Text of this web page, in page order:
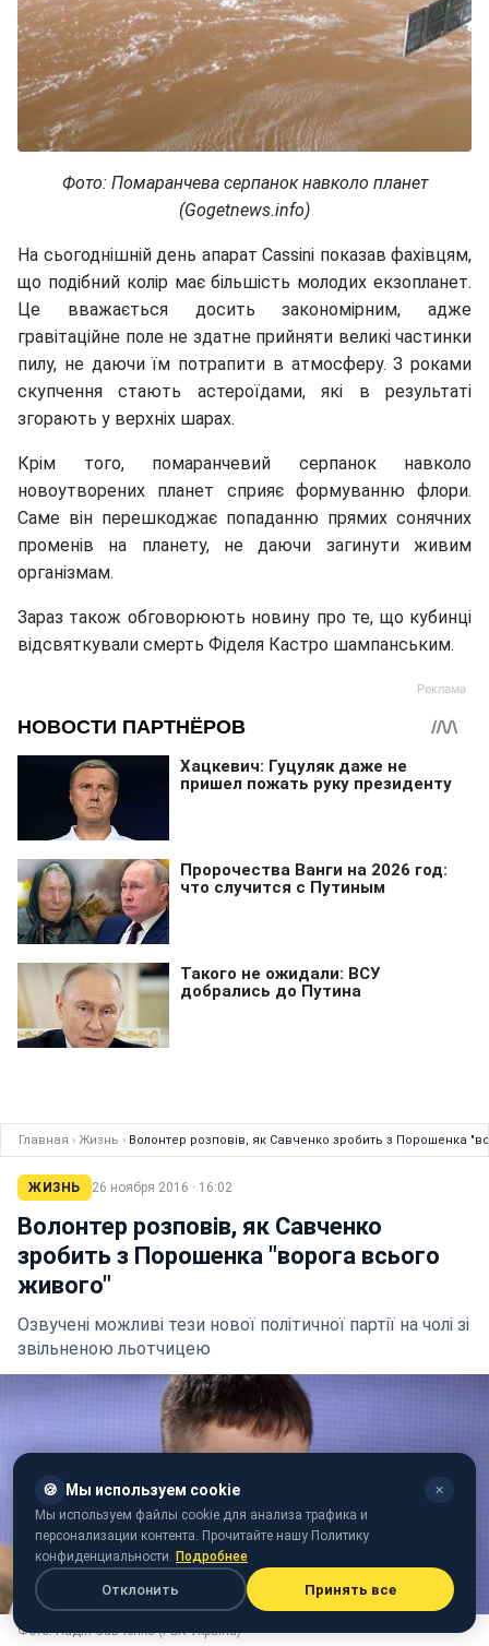
Фото: Помаранчева серпанок навколо планет
(Gogetnews.info)
На сьогоднішній день апарат Cassini показав фахівцям,
що подібний колір має більшість молодих екзопланет.
Це вважається досить закономірним, адже
гравітаційне поле не здатне прийняти великі частинки
пилу, не даючи їм потрапити в атмосферу. З роками
скупчення стають астероїдами, які в результаті
згорають у верхніх шарах.
Крім того, помаранчевий серпанок навколо
новоутворених планет сприяє формуванню флори.
Саме він перешкоджає попаданню прямих сонячних
променів на планету, не даючи загинути живим
організмам.
Зараз також обговорюють новину про те, що кубинці
відсвяткували смерть Фіделя Кастро шампанським.
Главная › Жизнь › Волонтер розповів, як Савченко зробить з Порошенка
ЖИЗНЬ 26 ноября 2016 · 16:02
Волонтер розповів, як Савченко
зробить з Порошенка "ворога всього
живого"
Озвучені можливі тези нової політичної партії на чолі зі
звільненою льотчицею
Фото: Надія Савченко (РБК-Україна)
🍪 Мы используем cookie ✕
Мы используем файлы cookie для анализа трафика и
персонализации контента. Прочитайте нашу Политику
конфиденциальности. Подробнее
Отклонить Принять все